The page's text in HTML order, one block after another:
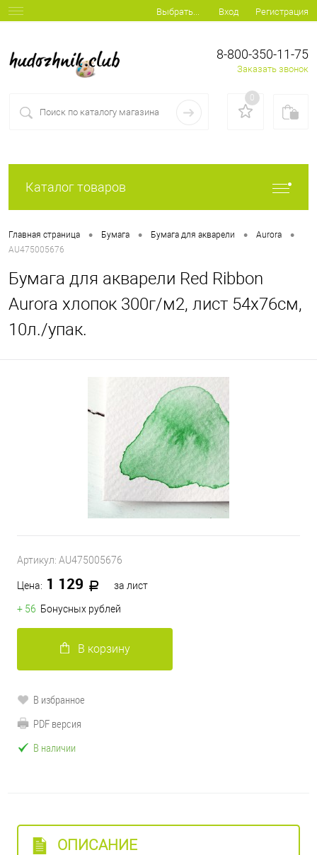
Выбрать... Вход Регистрация
8-800-350-11-75
Заказать звонок
0
Каталог товаров
Главная страница • Бумага • Бумага для акварели • Aurora •
AU475005676
Бумага для акварели Red Ribbon
Aurora хлопок 300г/м2, лист 54х76см,
10л./упак.
Артикул: AU475005676
Цена: 1 129 за лист
+ 56 Бонусных рублей
В корзину
В избранное
PDF версия
В наличии
ОПИСАНИЕ